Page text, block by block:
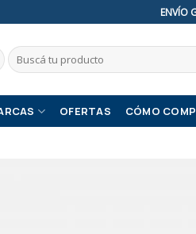
ENVÍO
Buscar
por:
OFERTAS CÓMO